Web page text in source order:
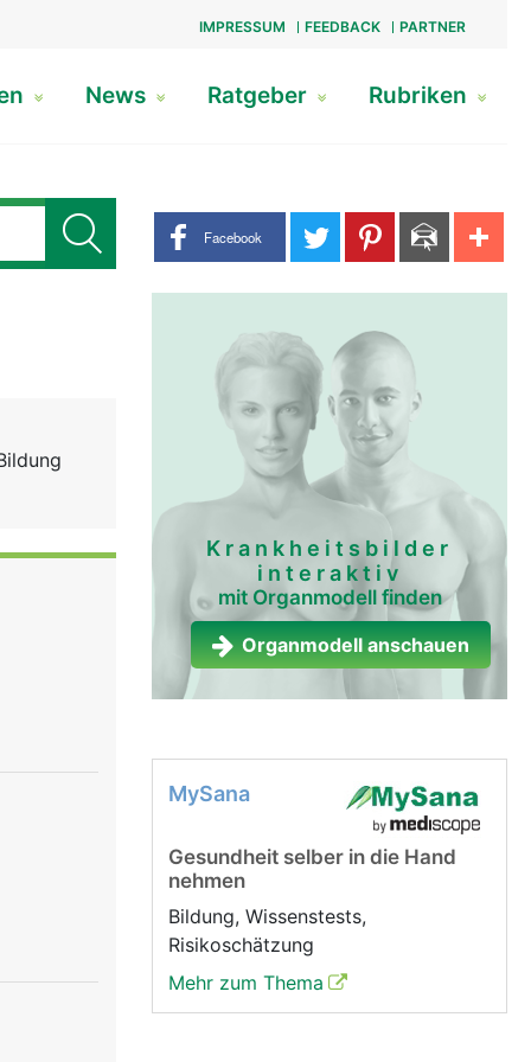
IMPRESSUM FEEDBACK PARTNER
News Ratgeber Rubriken
Share buttons
Facebook
Krankheitsbilder
interaktiv
mit Organmodell finden
Organmodell anschauen
MySana
Gesundheit selber in die Hand
nehmen
Bildung, Wissenstests,
Risikoschätzung
Mehr zum Thema